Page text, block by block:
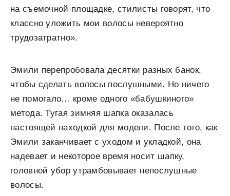
на съемочной площадке, стилисты говорят, что
классно уложить мои волосы невероятно
трудозатратно».
Эмили перепробовала десятки разных банок,
чтобы сделать волосы послушными. Но ничего
не помогало… кроме одного «бабушкиного»
метода. Тугая зимняя шапка оказалась
настоящей находкой для модели. После того, как
Эмили заканчивает с уходом и укладкой, она
надевает и некоторое время носит шапку,
головной убор утрамбовывает непослушные
волосы.